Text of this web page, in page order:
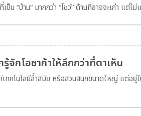
“บ้าน” มากกว่า “โชว์” ด้านที่อาจจะเก่า แต่ไม่
จักโอซาก้าให้ลึกกว่าที่ตาเห็น
คโนโลยีล้ำสมัย หรือสวนสนุกขนาดใหญ่ แต่อยู่